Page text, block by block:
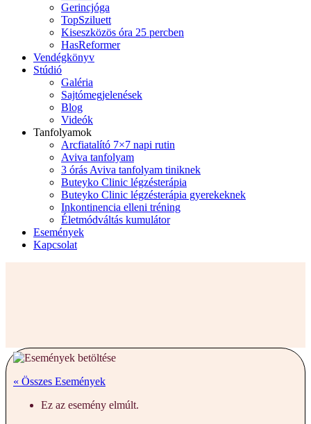
Gerincjóga
TopSziluett
Kiseszközös óra 25 percben
HasReformer
Vendégkönyv
Stúdió
Galéria
Sajtómegjelenések
Blog
Videók
Tanfolyamok
Arcfiatalító 7×7 napi rutin
Aviva tanfolyam
3 órás Aviva tanfolyam tiniknek
Buteyko Clinic légzésterápia
Buteyko Clinic légzésterápia gyerekeknek
Inkontinencia elleni tréning
Életmódváltás kumulátor
Események
Kapcsolat
« Összes Események
Ez az esemény elmúlt.